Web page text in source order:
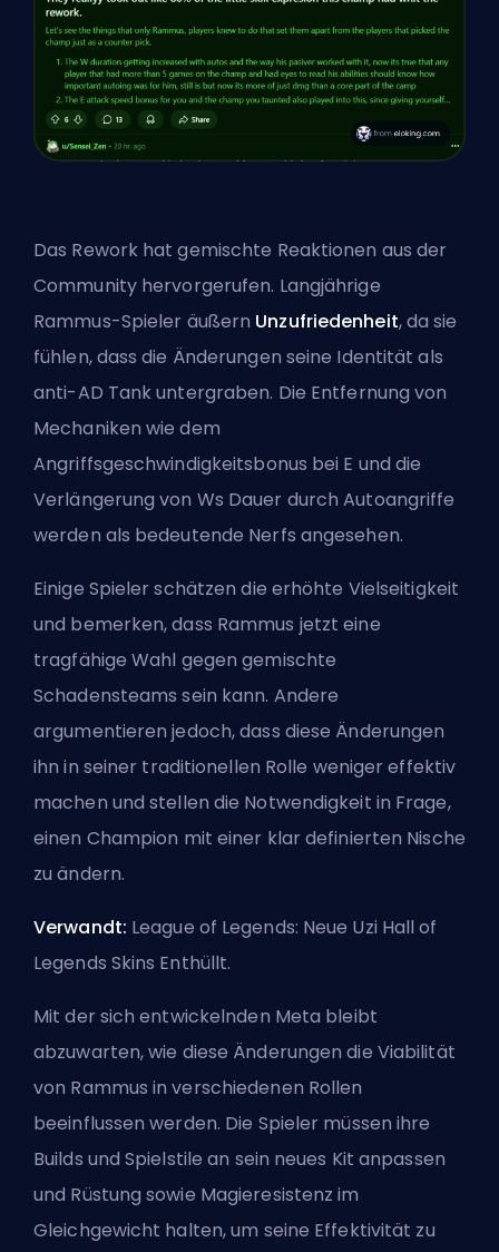
Das Rework hat gemischte Reaktionen aus der
Community hervorgerufen. Langjährige
Rammus-Spieler äußern Unzufriedenheit, da sie
fühlen, dass die Änderungen seine Identität als
anti-AD Tank untergraben. Die Entfernung von
Mechaniken wie dem
Angriffsgeschwindigkeitsbonus bei E und die
Verlängerung von Ws Dauer durch Autoangriffe
werden als bedeutende Nerfs angesehen.
Einige Spieler schätzen die erhöhte Vielseitigkeit
und bemerken, dass Rammus jetzt eine
tragfähige Wahl gegen gemischte
Schadensteams sein kann. Andere
argumentieren jedoch, dass diese Änderungen
ihn in seiner traditionellen Rolle weniger effektiv
machen und stellen die Notwendigkeit in Frage,
einen Champion mit einer klar definierten Nische
zu ändern.
Verwandt: League of Legends: Neue Uzi Hall of
Legends Skins Enthüllt.
Mit der sich entwickelnden Meta bleibt
abzuwarten, wie diese Änderungen die Viabilität
von Rammus in verschiedenen Rollen
beeinflussen werden. Die Spieler müssen ihre
Builds und Spielstile an sein neues Kit anpassen
und Rüstung sowie Magieresistenz im
Gleichgewicht halten, um seine Effektivität zu